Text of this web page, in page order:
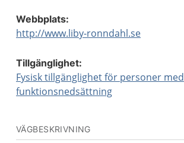
Webbplats:
http://www.liby-ronndahl.se
Tillgänglighet:
Fysisk tillgänglighet för personer med
funktionsnedsättning
VÄGBESKRIVNING